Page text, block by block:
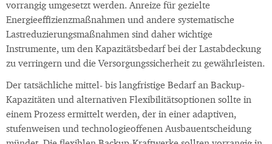
vorrangig umgesetzt werden. Anreize für gezielte
Energieeffizienzmaßnahmen und andere systematische
Lastreduzierungsmaßnahmen sind daher wichtige
Instrumente, um den Kapazitätsbedarf bei der Lastabdeckung
zu verringern und die Versorgungssicherheit zu gewährleisten.
Der tatsächliche mittel- bis langfristige Bedarf an Backup-
Kapazitäten und alternativen Flexibilitätsoptionen sollte in
einem Prozess ermittelt werden, der in einer adaptiven,
stufenweisen und technologieoffenen Ausbauentscheidung